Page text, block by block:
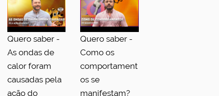
Quero saber -
As ondas de
calor foram
causadas pela
ação do
Quero saber -
Como os
comportament
os se
manifestam?